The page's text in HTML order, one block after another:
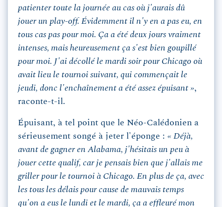
patienter toute la journée au cas où j'aurais dû
jouer un play-off. Évidemment il n'y en a pas eu, en
tous cas pas pour moi. Ça a été deux jours vraiment
intenses, mais heureusement ça s'est bien goupillé
pour moi. J'ai décollé le mardi soir pour Chicago où
avait lieu le tournoi suivant, qui commençait le
jeudi, donc l'enchaînement a été assez épuisant »,
raconte-t-il.
Épuisant, à tel point que le Néo-Calédonien a
sérieusement songé à jeter l'éponge : « Déjà,
avant de gagner en Alabama, j'hésitais un peu à
jouer cette qualif, car je pensais bien que j'allais me
griller pour le tournoi à Chicago. En plus de ça, avec
les tous les délais pour cause de mauvais temps
qu'on a eus le lundi et le mardi, ça a effleuré mon